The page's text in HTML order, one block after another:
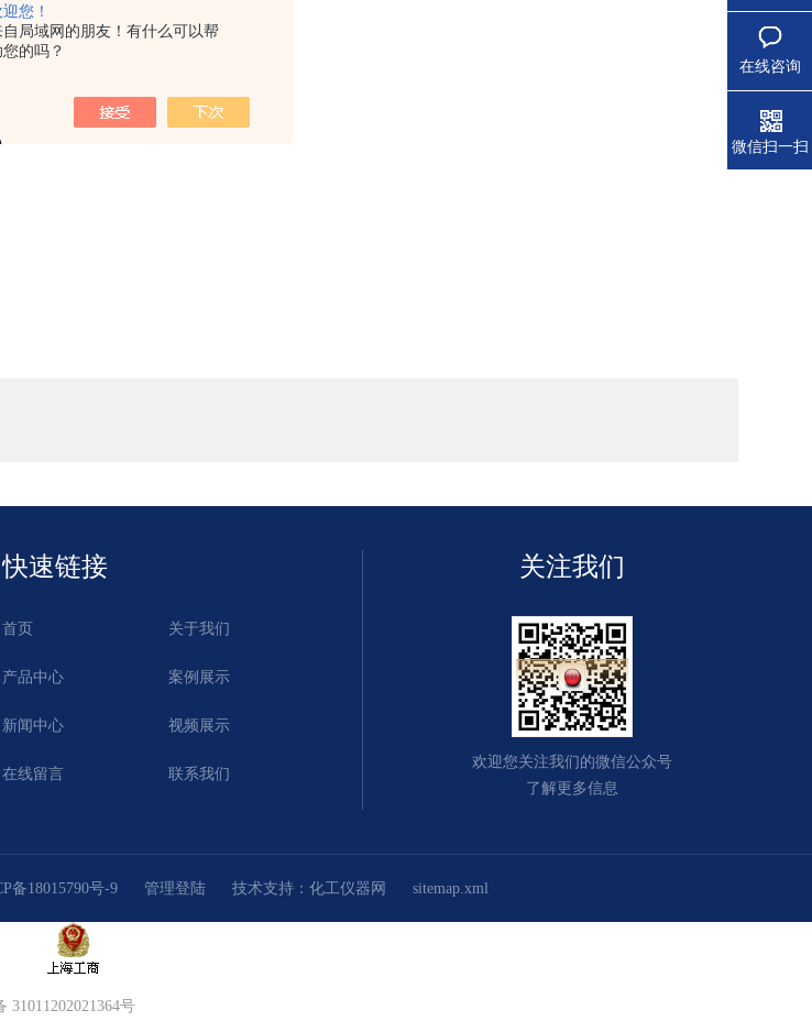
您！
自局域网的朋友！有什么可以帮
您的吗？
快速链接
首页 关于我们
产品中心 案例展示
新闻中心 视频展示
在线留言 联系我们
关注我们
欢迎您关注我们的微信公众号
了解更多信息
备18015790号-9 管理登陆 技术支持：化工仪器网 sitemap.xml
在线咨询
微信扫一扫
31011202021364号